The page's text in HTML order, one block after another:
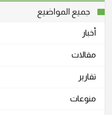
جميع المواضيع
أخبار
مقالات
تقارير
منوعات